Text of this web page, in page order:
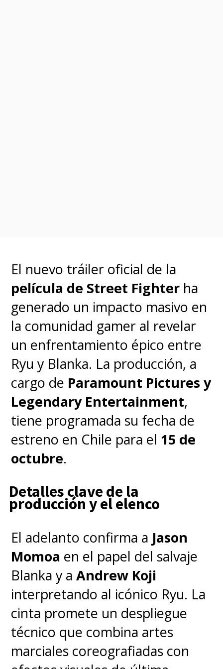
Un sobreviviente de la guerra
esKōichi Shikishima
(Ryūnosuke Kamiki), un piloto
kamikaze que no cumplió con su
voto de sacrificarse por su
país.Para él, su lucha no
terminó tras el final de la
guerra, culpándose por las
muertes que sus acciones
podrían haber evitado
Cuando su camino se cruza con
(Minami Hamabe), y una
pequeña bebé, todos huérfanos
de la guerra, la vida parece darle
una segunda oportunidad. Pero
todo queda hecho añicos
cuando Godzilla emerge como
una fuerza destructora en
El nuevo tráiler oficial de la
película de Street Fighter ha
generado un impacto masivo en
la comunidad gamer al revelar
un enfrentamiento épico entre
Ryu y Blanka. La producción, a
cargo de Paramount Pictures y
Legendary Entertainment,
tiene programada su fecha de
estreno en Chile para el 15 de
octubre.
Detalles clave de la
producción y el elenco
El adelanto confirma a Jason
Momoa en el papel del salvaje
Blanka y aAndrew Koji
interpretando al icónico Ryu. La
cinta promete un despliegue
técnico que combina artes
marciales coreografiadas con